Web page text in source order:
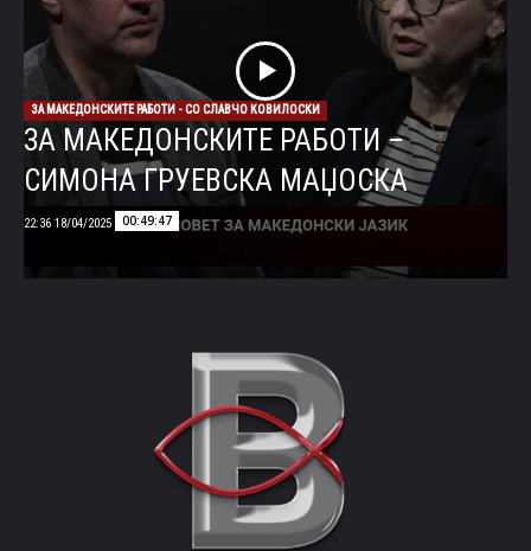
ЗА МАКЕДОНСКИТЕ РАБОТИ - СО СЛАВЧО КОВИЛОСКИ
ЗА МАКЕДОНСКИТЕ РАБОТИ –
СИМОНА ГРУЕВСКА МАЏОСКА
00:49:47
18/04/2025 22:36